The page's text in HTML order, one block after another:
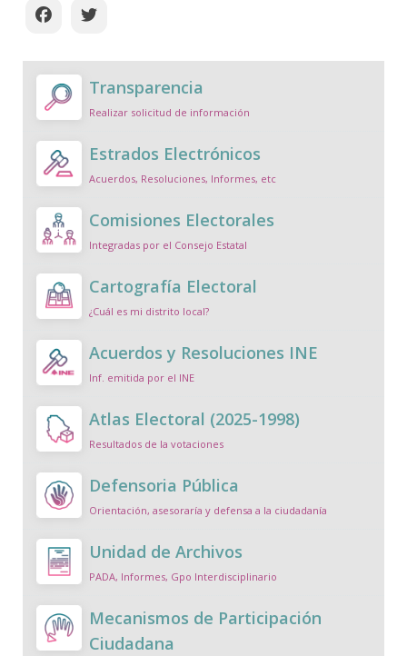
Transparencia
Realizar solicitud de información
Estrados Electrónicos
Acuerdos, Resoluciones, Informes, etc
Comisiones Electorales
Integradas por el Consejo Estatal
Cartografía Electoral
¿Cuál es mi distrito local?
Acuerdos y Resoluciones INE
Inf. emitida por el INE
Atlas Electoral (2025-1998)
Resultados de la votaciones
Defensoria Pública
Orientación, asesoraría y defensa a la ciudadanía
Unidad de Archivos
PADA, Informes, Gpo Interdisciplinario
Mecanismos de Participación
Ciudadana